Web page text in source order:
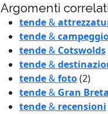
Argomenti
tende&
tende&
tende& Cotswolds
tende&
tende&foto(2)
tende& Gran
tende& recensioni